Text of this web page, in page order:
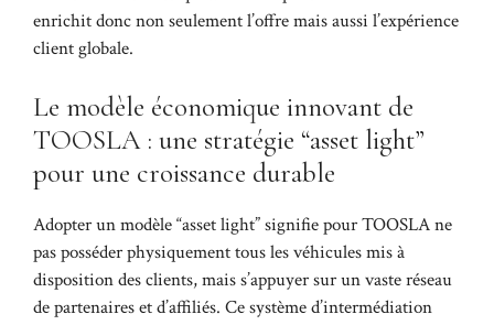
enrichit donc non seulement l’offre mais aussi l’expérience
client globale.
Le modèle économique innovant de
TOOSLA : une stratégie “asset light”
pour une croissance durable
Adopter un modèle “asset light” signifie pour TOOSLA ne
pas posséder physiquement tous les véhicules mis à
disposition des clients, mais s’appuyer sur un vaste réseau
de partenaires et d’affiliés. Ce système d’intermédiation